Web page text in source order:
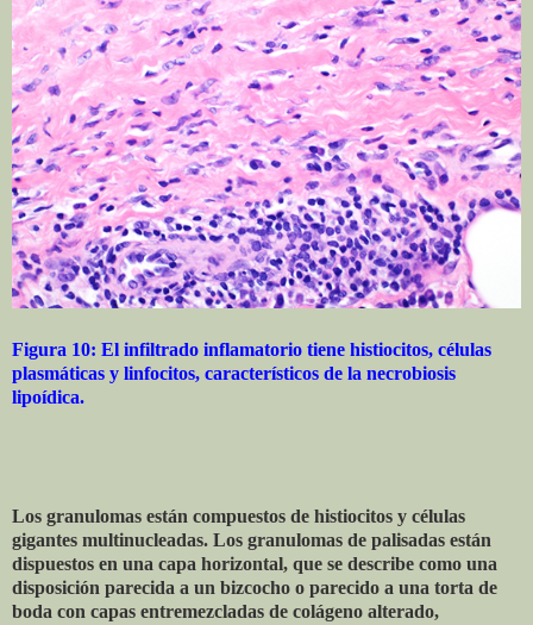
Figura 10: El infiltrado inflamatorio tiene histiocitos, células
plasmáticas y linfocitos, característicos de la necrobiosis
lipoídica.
Los granulomas están compuestos de histiocitos y células
gigantes multinucleadas. Los granulomas de palisadas están
dispuestos en una capa horizontal, que se describe como una
disposición parecida a un bizcocho o parecido a una torta de
boda con capas entremezcladas de colágeno alterado,